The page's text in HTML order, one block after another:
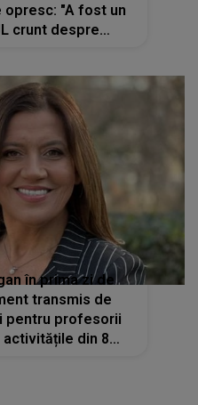
opresc: "A fost un
crunt despre
în prima zi de
transmis de
pentru profesorii
din 8